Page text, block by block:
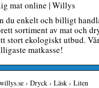
mat online | Willys
du enkelt och billigt
sortiment av mat och
stort ekologiskt utbud.
matkasse!
› Dryck › Läsk › Liten